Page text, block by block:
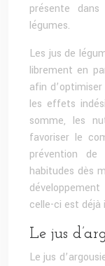
présente
légumes.
Les jus de
librement en
afin
les effets
somme, les
favoriser le
prévention de
habitudes dès
celle-ci est déjà
Le jus
Le jus